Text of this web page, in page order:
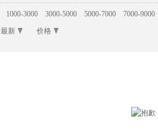
1000-3000 3000-5000 5000-7000
7000-9000
最新 价格